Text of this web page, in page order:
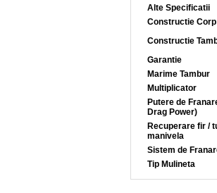
Alte Specificatii
Constructie Corp
Constructie
Garantie
Marime Tambur
Multiplicator
Putere de
Drag Power)
Recuperare fir /
manivela
Sistem de
Tip Mulineta